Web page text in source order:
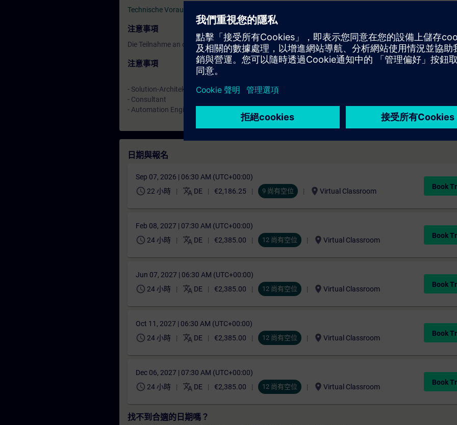
Technische Voraussetzungen
注意事項
Die Teilnahme an der Learning Journey ist personenbezogen und nicht übertragbar.
注意事項
- Solution-Architekt
- Consultant
- Automation Engineer
日期與報名
Sep 07, 2026 | 06:30 AM (UTC+00:00)
schedule 22 小時 translate DE €2,186.25 9 尚有空位 location_on Virtual Classroom
Book
Feb 08, 2027 | 07:30 AM (UTC+00:00)
schedule 24 小時 translate DE €2,385.00 12 尚有空位 location_on Virtual Classroom
Book
Jun 07, 2027 | 06:30 AM (UTC+00:00)
schedule 24 小時 translate DE €2,385.00 12 尚有空位 location_on Virtual Classroom
Book
Oct 11, 2027 | 06:30 AM (UTC+00:00)
schedule 24 小時 translate DE €2,385.00 12 尚有空位 location_on Virtual Classroom
Book
Dec 06, 2027 | 07:30 AM (UTC+00:00)
schedule 24 小時 translate DE €2,385.00 12 尚有空位 location_on Virtual Classroom
Book
找不到合適的日期嗎？